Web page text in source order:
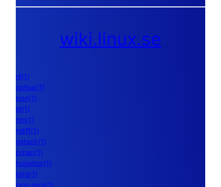
wiki.linux.se
nl(1)
nohup(1)
pon(1)
ld(1)
nm(1)
ndiff(1)
gstack(1)
pmap(1)
hugetop(1)
lsirq(1)
pcp-ipcs(1)